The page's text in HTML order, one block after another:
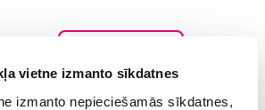
vietne izmanto sīkdatnes
izmanto nepieciešamās sīkdatnes,